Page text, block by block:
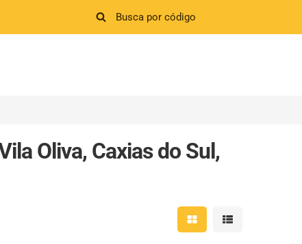
Oliva, Caxias do Sul,
Mostrar resultados em
Mostrar